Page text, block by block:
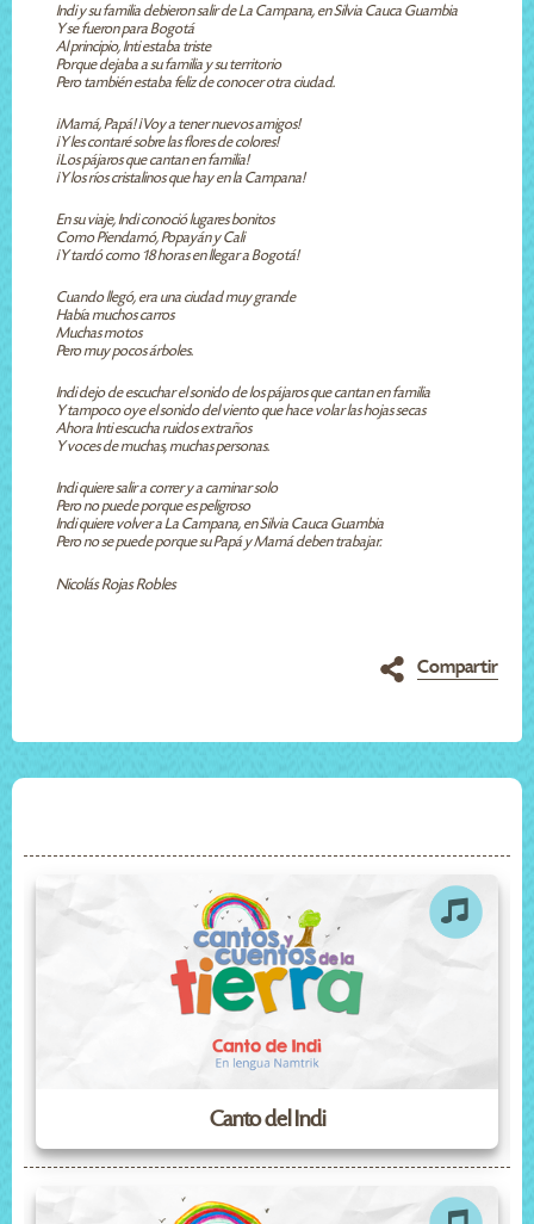
Indi y su familia debieron salir de La Campana, en Silvia Cauca Guambia
Y se fueron para Bogotá
Al principio, Inti estaba triste
Porque dejaba a su familia y su territorio
Pero también estaba feliz de conocer otra ciudad.
¡Mamá, Papá! ¡Voy a tener nuevos amigos!
¡Y les contaré sobre las flores de colores!
¡Los pájaros que cantan en familia!
¡Y los ríos cristalinos que hay en la Campana!
En su viaje, Indi conoció lugares bonitos
Como Piendamó, Popayán y Cali
¡Y tardó como 18 horas en llegar a Bogotá!
Cuando llegó, era una ciudad muy grande
Había muchos carros
Muchas motos
Pero muy pocos árboles.
Indi dejo de escuchar el sonido de los pájaros que cantan en familia
Y tampoco oye el sonido del viento que hace volar las hojas secas
Ahora Inti escucha ruidos extraños
Y voces de muchas, muchas personas.
Indi quiere salir a correr y a caminar solo
Pero no puede porque es peligroso
Indi quiere volver a La Campana, en Silvia Cauca Guambia
Pero no se puede porque su Papá y Mamá deben trabajar.
Nicolás Rojas Robles
Compartir
Canto del Indi